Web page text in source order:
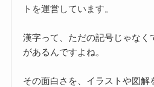
トを運営しています。
漢字って、ただの記号じゃなく
があるんですよね。
その面白さを、イラストや図解